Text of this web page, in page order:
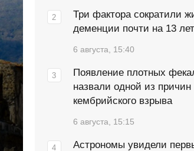
Три фактора сократили
деменции почти на 13 лет
6 августа, 15:40
Появление плотных
назвали одной из причин
кембрийского взрыва
6 августа, 15:15
Астрономы увидели